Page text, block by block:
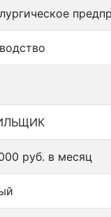
руб. в месяц